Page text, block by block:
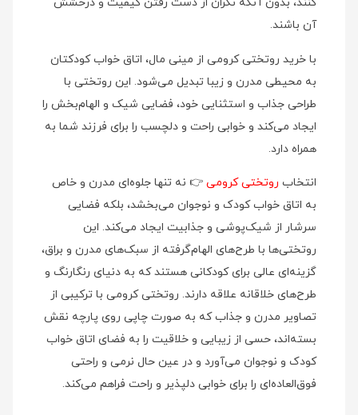
کنند، بدون آنکه نگران از دست رفتن کیفیت و درخشش
آن باشند.
با خرید روتختی کرومی از مینی‌ مال، اتاق خواب کودکتان
به محیطی مدرن و زیبا تبدیل می‌شود. این روتختی با
طراحی جذاب و استثنایی خود، فضایی شیک و الهام‌بخش را
ایجاد می‌کند و خوابی راحت و دلچسب را برای فرزند شما به
همراه دارد.
انتخاب روتختی کرومی 👉 نه تنها جلوه‌ای مدرن و خاص
به اتاق خواب کودک و نوجوان می‌بخشد، بلکه فضایی
سرشار از شیک‌پوشی و جذابیت ایجاد می‌کند. این
روتختی‌ها با طرح‌های الهام‌گرفته از سبک‌های مدرن و براق،
گزینه‌ای عالی برای کودکانی هستند که به دنیای رنگارنگ و
طرح‌های خلاقانه علاقه دارند. روتختی کرومی با ترکیبی از
تصاویر مدرن و جذاب که به صورت چاپی روی پارچه نقش
بسته‌اند، حسی از زیبایی و خلاقیت را به فضای اتاق خواب
کودک و نوجوان می‌آورد و در عین حال نرمی و راحتی
فوق‌العاده‌ای را برای خوابی دلپذیر و راحت فراهم می‌کند.